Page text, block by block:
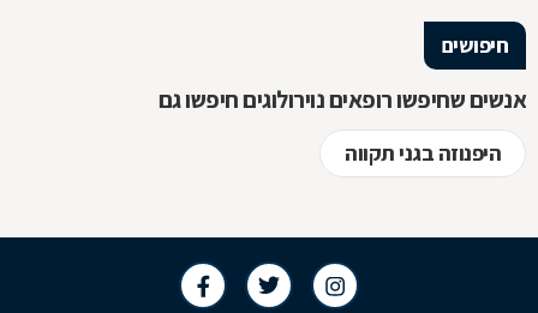
חיפושים
אנשים שחיפשו רופאים נוירולוגים חיפשו גם
היפנוזה בגני תקווה